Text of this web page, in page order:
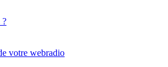
?
votre webradio